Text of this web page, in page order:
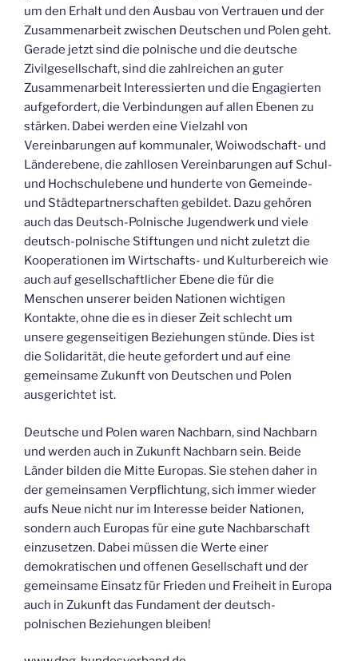
um den Erhalt und den Ausbau von Vertrauen und der
Zusammenarbeit zwischen Deutschen und Polen geht.
Gerade jetzt sind die polnische und die deutsche
Zivilgesellschaft, sind die zahlreichen an guter
Zusammenarbeit Interessierten und die Engagierten
aufgefordert, die Verbindungen auf allen Ebenen zu
stärken. Dabei werden eine Vielzahl von
Vereinbarungen auf kommunaler, Woiwodschaft- und
Länderebene, die zahllosen Vereinbarungen auf Schul-
und Hochschulebene und hunderte von Gemeinde-
und Städtepartnerschaften gebildet. Dazu gehören
auch das Deutsch-Polnische Jugendwerk und viele
deutsch-polnische Stiftungen und nicht zuletzt die
Kooperationen im Wirtschafts- und Kulturbereich wie
auch auf gesellschaftlicher Ebene die für die
Menschen unserer beiden Nationen wichtigen
Kontakte, ohne die es in dieser Zeit schlecht um
unsere gegenseitigen Beziehungen stünde. Dies ist
die Solidarität, die heute gefordert und auf eine
gemeinsame Zukunft von Deutschen und Polen
ausgerichtet ist.
Deutsche und Polen waren Nachbarn, sind Nachbarn
und werden auch in Zukunft Nachbarn sein. Beide
Länder bilden die Mitte Europas. Sie stehen daher in
der gemeinsamen Verpflichtung, sich immer wieder
aufs Neue nicht nur im Interesse beider Nationen,
sondern auch Europas für eine gute Nachbarschaft
einzusetzen. Dabei müssen die Werte einer
demokratischen und offenen Gesellschaft und der
gemeinsame Einsatz für Frieden und Freiheit in Europa
auch in Zukunft das Fundament der deutsch-
polnischen Beziehungen bleiben!